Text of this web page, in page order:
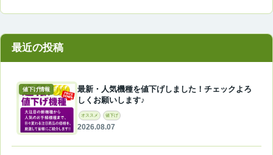
最近の投稿
値下げ情報
最新・人気機種を値下げしました！チェックよろ
しくお願いします♪
オススメ 値下げ
2026.08.07